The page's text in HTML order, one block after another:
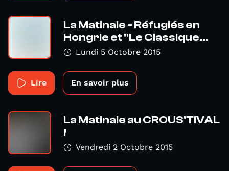
La Matinale - Réfugiés en
Hongrie et "Le Classique...
Lundi 5 Octobre 2015
Lire En savoir plus
La Matinale au CROUS'TIVAL
!
Vendredi 2 Octobre 2015